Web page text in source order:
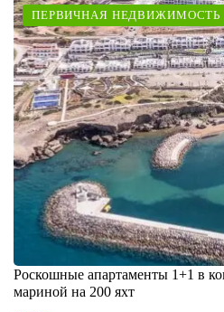
ПЕРВИЧНАЯ НЕДВИЖИМОСТЬ
Роскошные апартаменты 1+1 в
мариной на 200 яхт